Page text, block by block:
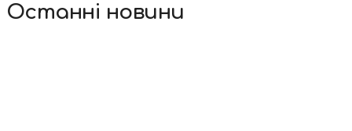
Останні новини